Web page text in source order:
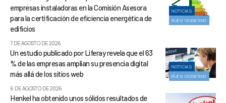
NOTICIAS
BUEN GOBIERNO
empresas instaladoras en la Comisión Asesora
para la certificación de eficiencia energética de
edificios
7 DE AGOSTO DE 2026
NOTICIAS
BUEN GOBIERNO
Un estudio publicado por Liferay revela que el 63
% de las empresas amplían su presencia digital
más allá de los sitios web
6 DE AGOSTO DE 2026
Henkel ha obtenido unos sólidos resultados de